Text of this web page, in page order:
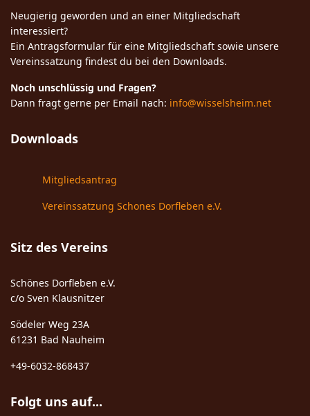
Neugierig geworden und an einer Mitgliedschaft
interessiert?
Ein Antragsformular für eine Mitgliedschaft sowie unsere
Vereinssatzung findest du bei den Downloads.
Noch unschlüssig und Fragen?
Dann fragt gerne per Email nach: info@wisselsheim.net
Downloads
Mitgliedsantrag
Vereinssatzung Schones Dorfleben e.V.
Sitz des Vereins
Schönes Dorfleben e.V.
c/o Sven Klausnitzer
Södeler Weg 23A
61231 Bad Nauheim
+49-6032-868437
Folgt uns auf...